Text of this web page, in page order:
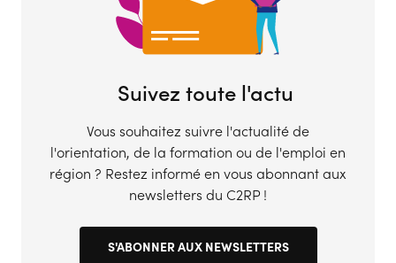
Suivez toute l'actu
Vous souhaitez suivre l'actualité de
l'orientation, de la formation ou de l'emploi en
région ? Restez informé en vous abonnant aux
newsletters du C2RP !
S'ABONNER AUX NEWSLETTERS